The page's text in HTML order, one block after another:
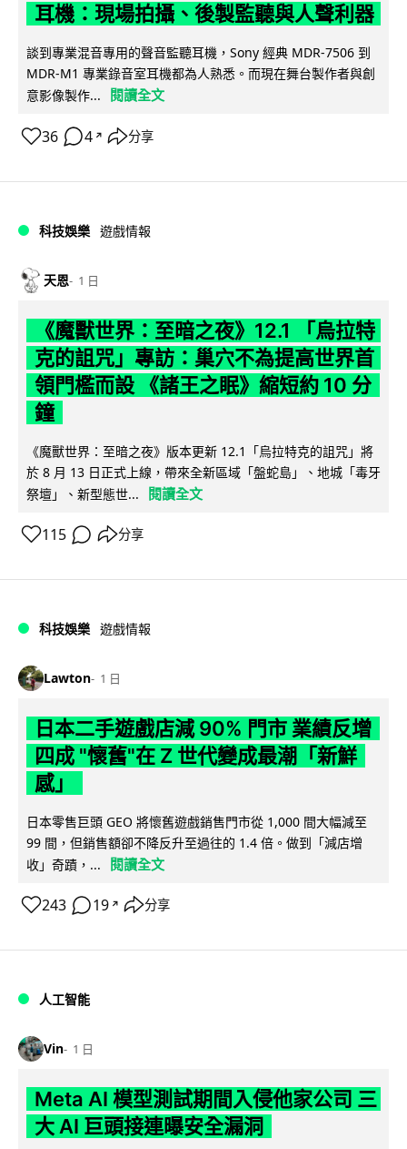
耳機：現場拍攝、後製監聽與人聲利器
談到專業混音專用的聲音監聽耳機，Sony 經典 MDR-7506 到
MDR-M1 專業錄音室耳機都為人熟悉。而現在舞台製作者與創
意影像製作...
閱讀全文
36 4 ↗ 分享
科技娛樂 遊戲情報
天恩 1 日
《魔獸世界：至暗之夜》12.1 「烏拉特
克的詛咒」專訪：巢穴不為提高世界首
領門檻而設 《諸王之眠》縮短約 10 分
鐘
《魔獸世界：至暗之夜》版本更新 12.1「烏拉特克的詛咒」將
於 8 月 13 日正式上線，帶來全新區域「盤蛇島」、地城「毒牙
祭壇」、新型態世...
閱讀全文
115 分享
科技娛樂 遊戲情報
Lawton 1 日
日本二手遊戲店減 90% 門市 業績反增
四成 "懷舊"在 Z 世代變成最潮「新鮮
感」
日本零售巨頭 GEO 將懷舊遊戲銷售門市從 1,000 間大幅減至
99 間，但銷售額卻不降反升至過往的 1.4 倍。做到「減店增
收」奇蹟，...
閱讀全文
243 19 ↗ 分享
人工智能
Vin 1 日
Meta AI 模型測試期間入侵他家公司 三
大 AI 巨頭接連曝安全漏洞